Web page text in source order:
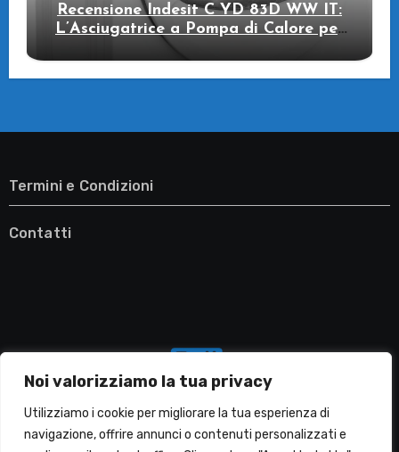
Noi valorizziamo la tua privacy
Utilizziamo i cookie per migliorare la tua esperienza di
navigazione, offrire annunci o contenuti personalizzati e
Recensione Indesit C YD 83D WW IT:
L’Asciugatrice a Pompa di Calore per
il Tuo Benessere
Termini e Condizioni
Contatti